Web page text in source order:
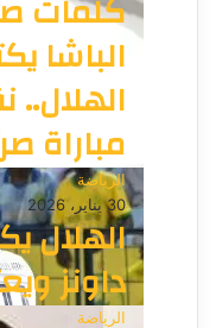
كلمات
الباشا
مباراة
الرياضة
30 يناير، 2026
الهلال
داونز
الرياضة